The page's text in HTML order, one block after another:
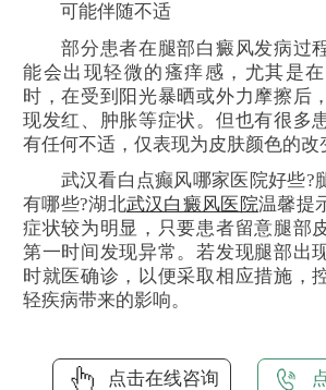
可能伴随不适
部分患者在腿部白癜风发病过
能会出现轻微的瘙痒感，尤其是
时，在受到阳光暴晒或外力摩擦后
现发红、肿胀等症状。但也有很多
有任何不适，仅表现为皮肤颜色的改
武汉看白点癫风哪家医院好些?
有哪些?湖北武汉白癜风医院温馨提
症状较为明显，只要患者留意腿部
第一时间发现异常。若发现腿部出
时就医确诊，以便采取相应措施，
轻疾病带来的影响。
点击在线咨询